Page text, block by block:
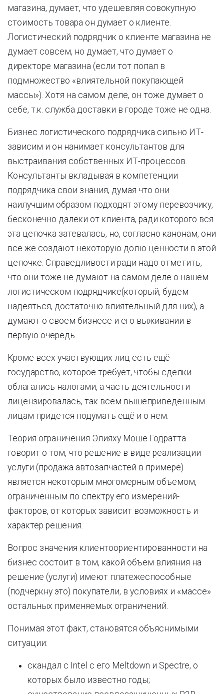
магазина, думает, что удешевляя совокупную
стоимость товара он думает о клиенте.
Логистический подрядчик о клиенте магазина не
думает совсем, но думает, что думает о
директоре магазина (если тот попал в
подмножество «влиятельной покупающей
массы»). Хотя на самом деле, он тоже думает о
себе, т.к. служба доставки в городе тоже не одна.
Бизнес логистического подрядчика сильно ИТ-
зависим и он нанимает консультантов для
выстраивания собственных ИТ-процессов.
Консультанты вкладывая в компетенции
подрядчика свои знания, думая что они
наилучшим образом подходят этому перевозчику,
бесконечно далеки от клиента, ради которого вся
эта цепочка затевалась, но, согласно канонам, они
все же создают некоторую долю ценности в этой
цепочке. Справедливости ради надо отметить,
что они тоже не думают на самом деле о нашем
логистическом подрядчике(который, будем
надеяться, достаточно влиятельный для них), а
думают о своем бизнесе и его выживании в
первую очередь.
Кроме всех участвующих лиц есть ещё
государство, которое требует, чтобы сделки
облагались налогами, а часть деятельности
лицензировалась, так всем вышеприведенным
лицам придется подумать ещё и о нем.
Теория ограничения Элияху Моше Годратта
говорит о том, что решение в виде реализации
услуги (продажа автозапчастей в примере)
является некоторым многомерным объемом,
ограниченным по спектру его измерений-
факторов, от которых зависит возможность и
характер решения.
Вопрос значения клиентоориентированности на
бизнес состоит в том, какой объем влияния на
решение (услуги) имеют платежеспособные
(подчеркну это) покупатели, в условиях и «массе»
остальных применяемых ограничений.
Понимая этот факт, становятся объяснимыми
ситуации:
скандал с Intel с его Meltdown и Spectre, о
которых было известно годы;